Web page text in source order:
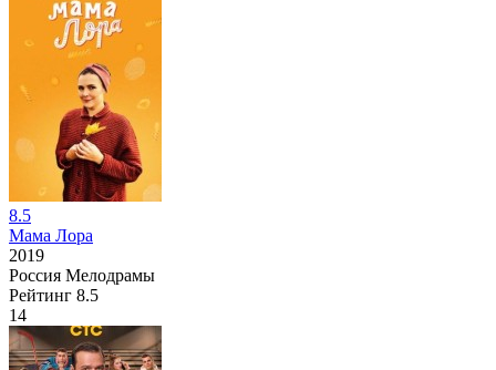
8.5
Мама Лора
2019
Россия Мелодрамы
Рейтинг 8.5
14